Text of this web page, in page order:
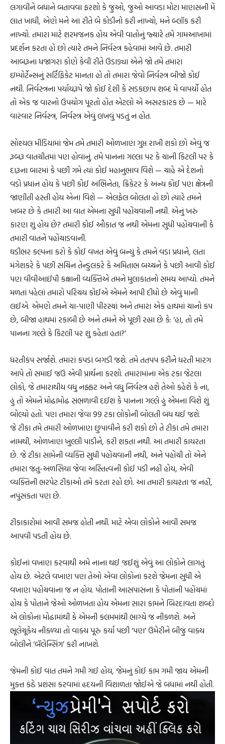
લગાવીને બધાને બતાવવા ફરશો કે જુઓ, જુઓ આવડા મોટા માણસની મેં
લાત ખાધી, એણે મને આ રીતે બે કોડીનો કરી નાખ્યો, મને બ્લૉક કરી
નાખ્યો. તમારા માટે શરમજનક હોય એવી વાતોનું જ્યારે તમે ગામઆખામાં
પ્રદર્શન કરતા હો છો ત્યારે તમને નિર્વસ્ત્ર કહેવામાં આવે છે. તમારી
આબરૂના ધજાગરા કોણે કેવી રીતે ઉડાડ્યા એને જો તમે તમારા
ઇમ્પોર્ટેન્સનું સર્ટિફિકેટ માનતા હો તો તમારા જેવો નિર્વસ્ત્ર બીજો કોઈ
નથી. નિર્વસ્ત્રના પર્યાયરૂપે જો કોઈ દેશી કે સડકછાપ શબ્દ મેં વાપર્યો હોત
તો એક જ વારનો ઉપયોગ પૂરતો હોત એટલો એ અસરકારક છે — મારે
વારંવાર નિર્વસ્ત્ર, નિર્વસ્ત્ર એવું લખવું પડતું ન હોત.
સોશ્યલ મીડિયામાં જેમ તમે તમારી ઓળખાણ ગુપ્ત રાખી શકો છો એવું જ
રૂબરૂ વાતચીતમાં પણ હોવાનું. તમે પાનના ગલ્લા પર કે ચાની કિટલી પર કે
દારૂના બારમાં કે પછી ગમે ત્યાં કોઈ મહાનુભાવ વિશે — ચાહે એ દેશનો
વડો પ્રધાન હોય કે પછી કોઈ અભિનેતા, ક્રિકેટર કે અન્ય કોઈ પણ ક્ષેત્રની
જાણીતી હસ્તી હોય એના વિશે — એલફેલ બોલતા હો છો ત્યારે તમને
ખબર છે કે તમારી આ વાત એમના સુધી પહોંચવાની નથી. એનું ખરું
કારણ શું હોય છે? તમારી કોઈ ઔકાત જ નથી એમના સુધી પહોંચવાની કે
તમારી વાતને પહોંચાડવાની.
ઘડીભર કલ્પના કરો કે કોઈ વખત એવું બન્યું કે તમને વડા પ્રધાને, લતા
મંગેશકરે કે પછી સચિન તેન્ડુલકરે કે અમિતાભ બચ્ચને કે પછી આવી કોઈ
પણ વીવીઆઈપી કક્ષાની વ્યક્તિએ તમને મુલાકાતનો સમય આપ્યો. તમને
મળતાં પહેલાં તમારો પરિચય કોઈએ એમને આપી દીધો છે એવું માની
લઈએ. એમણે તમને ચા-પાણી પીરસ્યાં અને તમારા એક હાથમાં ચાનો કપ
છે, બીજા હાથમાં રકાબી છે અને તમને એ પૂછી રહ્યા છે કે: ‘હા, તો તમે
પાનના ગલ્લે કે કિટલી પર શું કહેતા હતા?’
ધરતીકંપ સર્જાશે. તમારાં કપડાં બગડી જશે. તમે તતપપ કરીને ધરતી મારગ
આપે તો સમાઈ જઉં એવી પ્રાર્થના કરશો. તમારામાંના એક ટકા જેટલા
લોકો, જે તમારાથીય વધુ નફ્ફટ અને વધુ નિર્વસ્ત્ર હશે તેઓ કહેશે કે ના,
હું તો એમને મોઢામોઢ સંભળાવી દઈશ કે પાનના ગલ્લે હું એમના વિશે શું
બોલ્યો હતો. પણ તમારા જેવા 99 ટકા લોકોની બોલતી બંધ થઈ જશે.
જે ટીકા તમે તમારી ઓળખાણ છુપાવીને કરી શકો છો તે ટીકા તમે તમારા
નામથી, ઓળખાણ ખુલ્લી પાડીને, કરી શકતા નથી. આ તમારી કાયરતા
છે. જે ટીકા સામેની વ્યક્તિ સુધી પહોંચવાની નથી, અને પહોંચી તો એને
તમારા જંતુ-અળસિયા જેવા અસ્તિત્વની કોઈ પડી નહીં હોય, એવી
વ્યક્તિની ભરપેટ ટીકાઓ તમે કરતા રહો છો. આ તમારી કાયરતા જ નહીં,
નપુંસકતા પણ છે.
ટીકાકારોમાં આવી સમજ હોતી નથી. માટે એવા લોકોને આવી સમજ
આપવી પડતી હોય છે.
કોઈનાં વખાણ કરવાથી અમે નાના થઈ જઈશું એવું આ લોકોને લાગતું
હોય છે. એટલે વખાણ પણ તેઓ એવા લોકોનાં કરશે જેમના સુધી એ
વખાણ પહોંચવાના જ ન હોય. પોતાની આસપાસના કે પોતાની પહોંચમાં
હોય કે પોતાને જેઓ ઓળખતા હોય એમના સારા કામને બિરદાવતા શબ્દો
એ લોકોના મોઢામાંથી કે એમની કલમમાંથી ભાગ્યે જ નીકળશે. અને
ભૂલેચૂકેય નીકળ્યા તો વાક્ય પૂરું કર્યા પછી ‘પણ’ ઉમેરીને બીજું વાક્ય
બોલીને ‘બૅલેન્સિંગ’ કરી નાખશે.
જેમની કોઈ વાત તમને ગમી ગઈ હોય, જેમનું કોઈ કામ ગમી જાય એમની
મુક્ત કંઠે પ્રશંસા કરવામાં હૃદયની વિશાળતા જોઈએ જે બધામાં નથી હોતી.